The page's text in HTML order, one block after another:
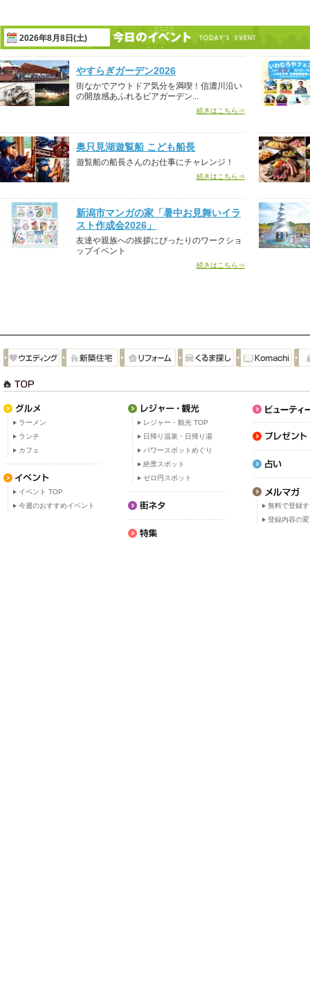
2026年8月8日(土)
やすらぎガーデン2026
街なかでアウトドア気分を満喫！信濃川沿い
の開放感あふれるビアガーデン...
続きはこちら⇒
奥只見湖遊覧船 こども船長
遊覧船の船長さんのお仕事にチャレンジ！
続きはこちら⇒
新潟市マンガの家「暑中お見舞いイラ
スト作成会2026」
友達や親族への挨拶にぴったりのワークショ
ップイベント
続きはこちら⇒
ラーメン
ランチ
カフェ
イベント TOP
今週のおすすめイベント
レジャー・観光 TOP
日帰り温泉・日帰り湯
パワースポットめぐり
絶景スポット
ゼロ円スポット
無料で登録
登録内容の